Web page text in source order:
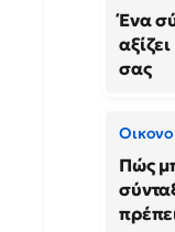
Ένα
σας
Πώς